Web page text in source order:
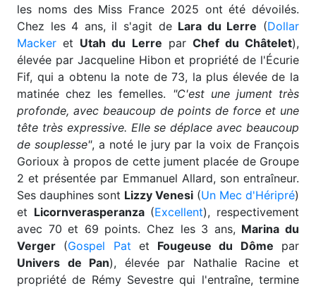
les noms des Miss France 2025 ont été dévoilés.
Chez les 4 ans, il s'agit de Lara du Lerre (Dollar
Macker et Utah du Lerre par Chef du Châtelet),
élevée par Jacqueline Hibon et propriété de l'Écurie
Fif, qui a obtenu la note de 73, la plus élevée de la
matinée chez les femelles. "C'est une jument très
profonde, avec beaucoup de points de force et une
tête très expressive. Elle se déplace avec beaucoup
de souplesse", a noté le jury par la voix de François
Gorioux à propos de cette jument placée de Groupe
2 et présentée par Emmanuel Allard, son entraîneur.
Ses dauphines sont Lizzy Venesi (Un Mec d'Héripré)
et Licornverasperanza(Excellent), respectivement
avec 70 et 69 points. Chez les 3 ans, Marina du
Verger (Gospel Pat et Fougeuse du Dôme par
Univers de Pan), élevée par Nathalie Racine et
propriété de Rémy Sevestre qui l'entraîne, termine